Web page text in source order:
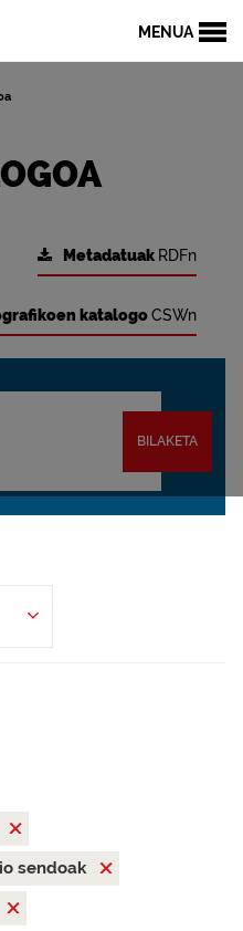
MENUA
Metadatuak RDFn
katalogoCSWn
BILAKETA
sendoak